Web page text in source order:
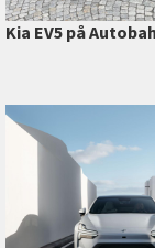
Kia EV5 på